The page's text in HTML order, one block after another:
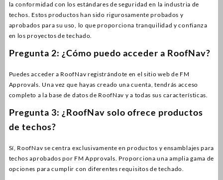
la conformidad con los estándares de seguridad en la industria de
techos. Estos productos han sido rigurosamente probados y
aprobados para su uso, lo que proporciona tranquilidad y confianza
en los proyectos de techado.
Pregunta 2: ¿Cómo puedo acceder a RoofNav?
Puedes acceder a RoofNav registrándote en el sitio web de FM
Approvals. Una vez que hayas creado una cuenta, tendrás acceso
completo a la base de datos de RoofNav y a todas sus características.
Pregunta 3: ¿RoofNav solo ofrece productos
de techos?
Sí, RoofNav se centra exclusivamente en productos y ensamblajes para
techos aprobados por FM Approvals. Proporciona una amplia gama de
opciones para cumplir con diferentes requisitos de techado.